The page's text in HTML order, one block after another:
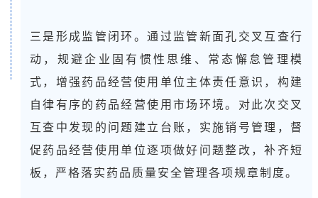
三是形成监管闭环。通过监管新面孔交叉互查行
动，规避企业固有惯性思维、常态懈怠管理模
式，增强药品经营使用单位主体责任意识，构建
自律有序的药品经营使用市场环境。对此次交叉
互查中发现的问题建立台账，实施销号管理，督
促药品经营使用单位逐项做好问题整改，补齐短
板，严格落实药品质量安全管理各项规章制度。